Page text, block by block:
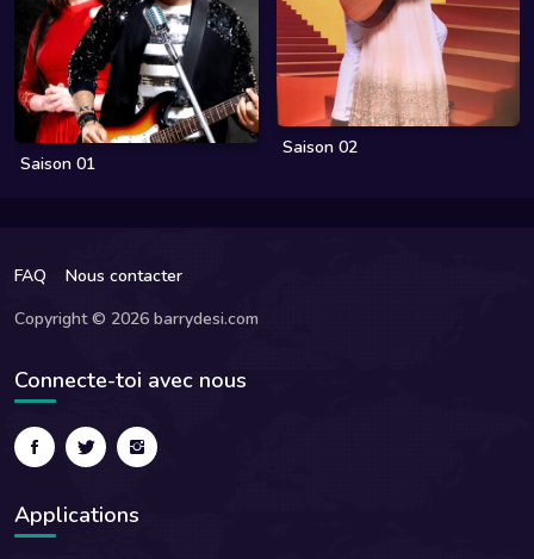
Saison 01
Saison 02
FAQ
Nous contacter
Copyright © 2026 barrydesi.com
Connecte-toi avec nous
Applications